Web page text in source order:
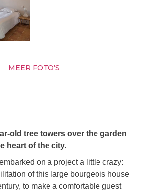
MEER FOTO’S
old tree towers over the garden
heart of the city.
on a project a little crazy:
of this large bourgeois house
to make a comfortable guest